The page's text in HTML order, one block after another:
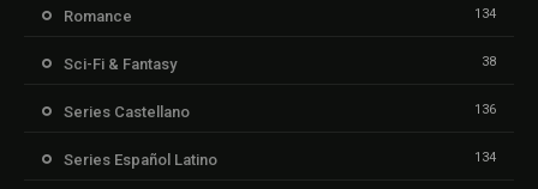
Romance 134
Sci-Fi & Fantasy 38
Series Castellano 136
Series Español Latino 134